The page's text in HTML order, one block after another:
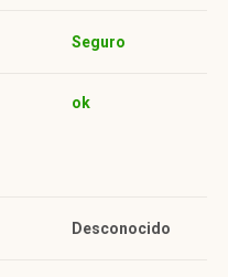
Seguro
ok
Desconocido